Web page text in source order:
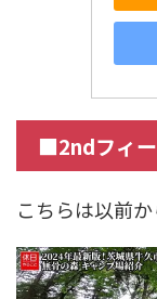
■2ndフィ
こちらは以前